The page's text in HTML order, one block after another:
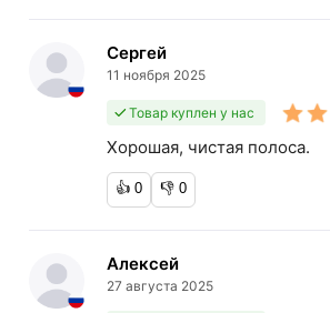
Сергей
11 ноября 2025
Товар куплен у нас
Хорошая, чистая полоса.
👍 0 👎 0
Алексей
27 августа 2025